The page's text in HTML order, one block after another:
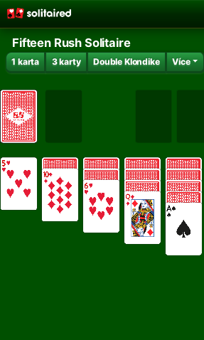
Fifteen Rush Solitaire
1 karta 3 karty Double Klondike Více